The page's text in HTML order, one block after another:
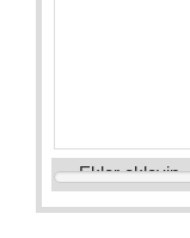
Ekler ekleyin